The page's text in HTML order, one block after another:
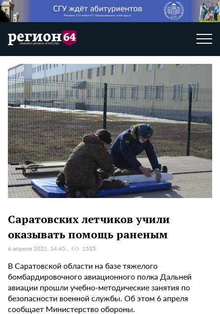
Саратовских летчиков учили
оказывать помощь раненым
6 апреля 2021, 14:45 1535
В Саратовской области на базе тяжелого
бомбардировочного авиационного полка Дальней
авиации прошли учебно-методические занятия по
безопасности военной службы. Об этом 6 апреля
сообщает Министерство обороны.